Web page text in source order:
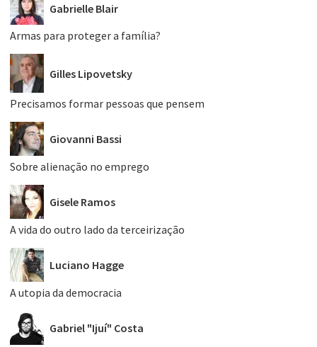
Gabrielle Blair
Armas para proteger a família?
Gilles Lipovetsky
Precisamos formar pessoas que pensem
Giovanni Bassi
Sobre alienação no emprego
Gisele Ramos
A vida do outro lado da terceirização
Luciano Hagge
A utopia da democracia
Gabriel "Ijuí" Costa